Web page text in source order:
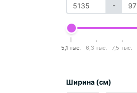
-
5,1 тыс. 6,3 тыс. 7,5 тыс.
Ширина (см)